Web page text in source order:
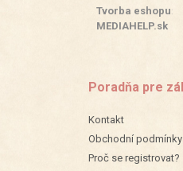
Tvorba eshopu:
MEDIAHELP.sk
Poradňa pre
Kontakt
Obchodní podmínky
Proč se registrovat?